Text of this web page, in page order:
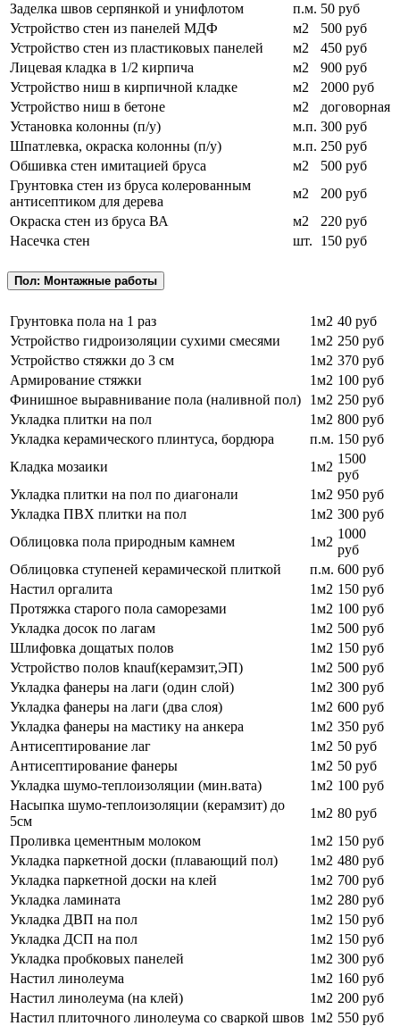
Заделка швов серпянкой и унифлотом
п.м. 50 руб
Устройство стен из панелей МДФ
м2
500 руб
Устройство стен из пластиковых панелей
м2
450 руб
Лицевая кладка в 1/2 кирпича
м2
900 руб
Устройство ниш в кирпичной кладке
м2
2000 руб
Устройство ниш в бетоне
м2
договорная
Установка колонны (п/у)
м.п. 300 руб
Шпатлевка, окраска колонны (п/у)
м.п. 250 руб
Обшивка стен имитацией бруса
м2
500 руб
Грунтовка стен из бруса колерованным
антисептиком для дерева
м2
200 руб
Окраска стен из бруса ВА
м2
220 руб
Насечка стен
шт. 150 руб
Пол: Монтажные работы
Грунтовка пола на 1 раз 1м2 40 руб
Устройство гидроизоляции сухими смесями
1м2 250 руб
Устройство стяжки до 3 см
1м2 370 руб
Армирование стяжки
1м2 100 руб
Финишное выравнивание пола (наливной пол)
1м2 250 руб
Укладка плитки на пол
1м2 800 руб
Укладка керамического плинтуса, бордюра
п.м. 150 руб
Кладка мозаики
1м2
1500
руб
Укладка плитки на пол по диагонали
1м2 950 руб
Укладка ПВХ плитки на пол
1м2 300 руб
Облицовка пола природным камнем
1м2
1000
руб
Облицовка ступеней керамической плиткой
п.м. 600 руб
Настил оргалита
1м2 150 руб
Протяжка старого пола саморезами
1м2 100 руб
Укладка досок по лагам
1м2 500 руб
Шлифовка дощатых полов
1м2 150 руб
Устройство полов knauf(керамзит,ЭП)
1м2 500 руб
Укладка фанеры на лаги (один слой)
1м2 300 руб
Укладка фанеры на лаги (два слоя)
1м2 600 руб
Укладка фанеры на мастику на анкера
1м2 350 руб
Антисептирование лаг
1м2 50 руб
Антисептирование фанеры
1м2 50 руб
Укладка шумо-теплоизоляции (мин.вата)
1м2 100 руб
Насыпка шумо-теплоизоляции (керамзит) до
5см
1м2 80 руб
Проливка цементным молоком
1м2 150 руб
Укладка паркетной доски (плавающий пол)
1м2 480 руб
Укладка паркетной доски на клей
1м2 700 руб
Укладка ламината
1м2 280 руб
Укладка ДВП на пол
1м2 150 руб
Укладка ДСП на пол
1м2 150 руб
Укладка пробковых панелей
1м2 300 руб
Настил линолеума
1м2 160 руб
Настил линолеума (на клей)
1м2 200 руб
Настил плиточного линолеума со сваркой швов 1м2 550 руб